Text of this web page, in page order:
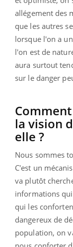
allégement des
que les autres
lorsque l'on a
l'on est de
aura surtout
sur le danger
la vision
elle ?
Nous sommes
C'est un
va plutôt
informations
qui les
dangereux de
population, on